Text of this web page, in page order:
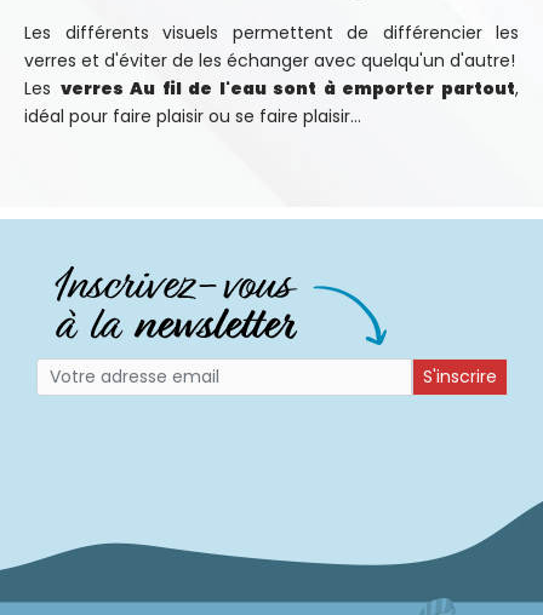
Les différents visuels permettent de différencier les
verres et d'éviter de les échanger avec quelqu'un d'autre!
Les verres Au fil de l'eau sont à emporter partout,
idéal pour faire plaisir ou se faire plaisir...
S'inscrire